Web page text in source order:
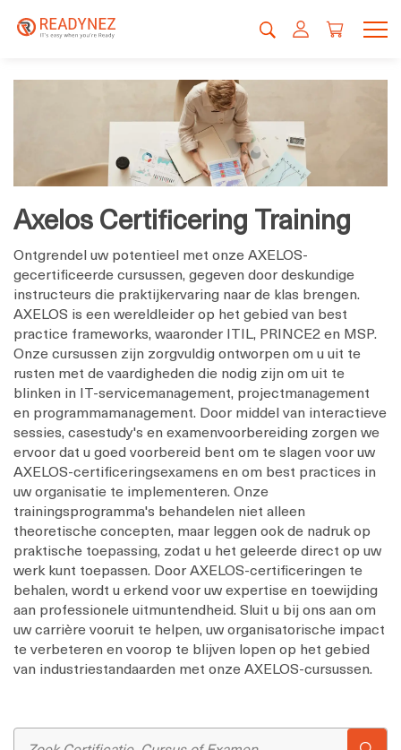
Axelos Certificering Training
Ontgrendel uw potentieel met onze AXELOS-
gecertificeerde cursussen, gegeven door deskundige
instructeurs die praktijkervaring naar de klas brengen.
AXELOS is een wereldleider op het gebied van best
practice frameworks, waaronder ITIL, PRINCE2 en MSP.
Onze cursussen zijn zorgvuldig ontworpen om u uit te
rusten met de vaardigheden die nodig zijn om uit te
blinken in IT-servicemanagement, projectmanagement
en programmamanagement. Door middel van interactieve
sessies, casestudy's en examenvoorbereiding zorgen we
ervoor dat u goed voorbereid bent om te slagen voor uw
AXELOS-certificeringsexamens en om best practices in
uw organisatie te implementeren. Onze
trainingsprogramma's behandelen niet alleen
theoretische concepten, maar leggen ook de nadruk op
praktische toepassing, zodat u het geleerde direct op uw
werk kunt toepassen. Door AXELOS-certificeringen te
behalen, wordt u erkend voor uw expertise en toewijding
aan professionele uitmuntendheid. Sluit u bij ons aan om
uw carrière vooruit te helpen, uw organisatorische impact
te verbeteren en voorop te blijven lopen op het gebied
van industriestandaarden met onze AXELOS-cursussen.